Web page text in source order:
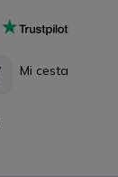
Mi cesta